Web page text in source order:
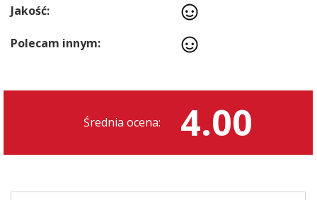
Jakość:
Polecam innym:
Średnia ocena: 4.00